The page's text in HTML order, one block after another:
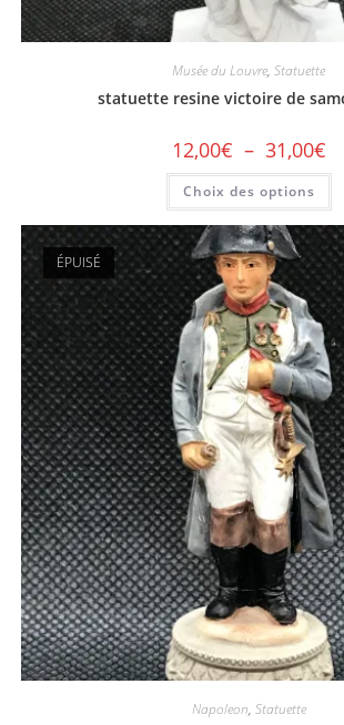
Musée du Louvre, Statuette
statuette resine victoire de
12,00€ – 31,00€
Choix des options
ÉPUISÉ
Napoleon, Statuette